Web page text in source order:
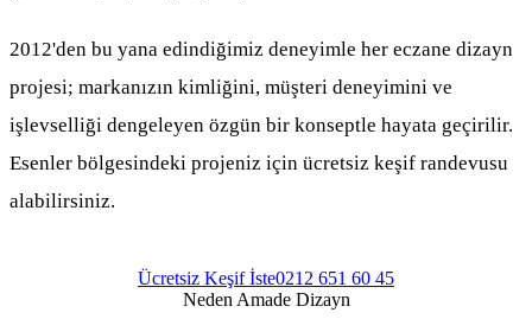
2012'den bu yana edindiğimiz deneyimle her eczane dizayn
projesi; markanızın kimliğini, müşteri deneyimini ve
işlevselliği dengeleyen özgün bir konseptle hayata geçirilir.
Esenler bölgesindeki projeniz için ücretsiz keşif randevusu
alabilirsiniz.
Ücretsiz Keşif İste0212 651 60 45
Neden Amade Dizayn